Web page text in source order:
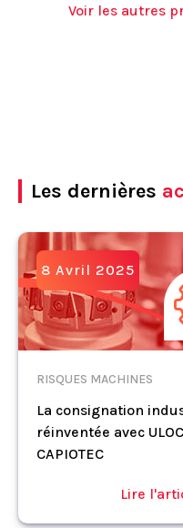
Voir les autres
Les dernières
8 Avril 2025
RISQUES MACHINES
La consignation
réinventée avec
CAPIOTEC
Lire